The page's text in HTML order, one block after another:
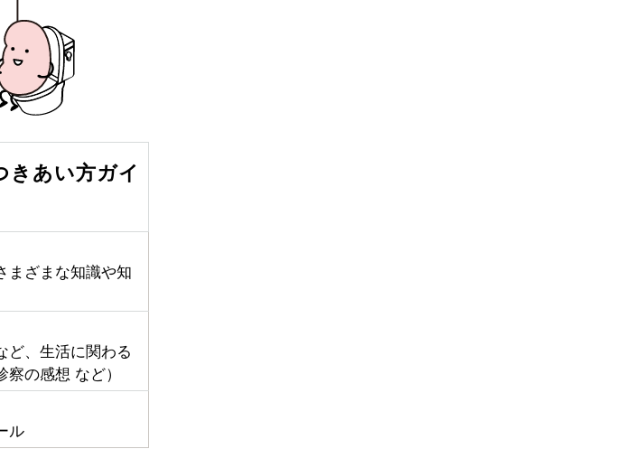
きあい方ガイ
まざまな知識や知
ど、生活に関わる
の感想 など）
ル